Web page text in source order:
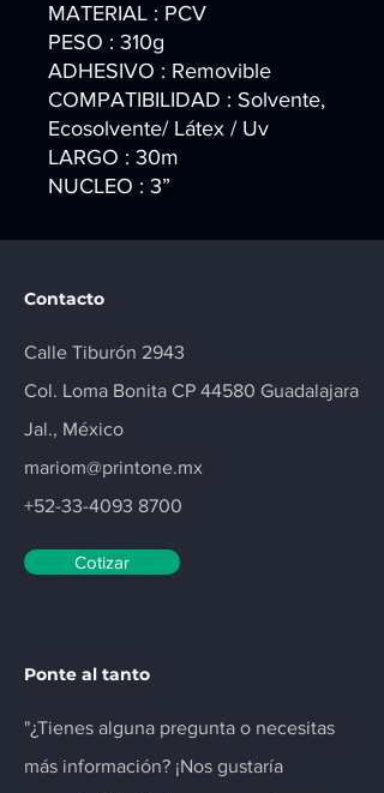
MATERIAL : PCV
PESO : 310g
ADHESIVO : Removible
COMPATIBILIDAD : Solvente,
Ecosolvente/ Látex / Uv
LARGO : 30m
NUCLEO : 3”
Contacto
Calle Tiburón 2943
Col. Loma Bonita CP 44580 Guadalajara
Jal., México
mariom@printone.mx
+52-33-4093 8700
Cotizar
Ponte al tanto
"¿Tienes alguna pregunta o necesitas
más información? ¡Nos gustaría